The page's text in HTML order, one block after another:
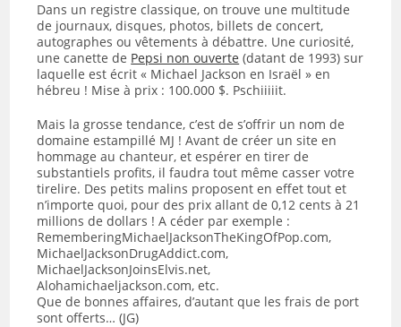
Dans un registre classique, on trouve une multitude
de journaux, disques, photos, billets de concert,
autographes ou vêtements à débattre. Une curiosité,
une canette de Pepsi non ouverte (datant de 1993) sur
laquelle est écrit « Michael Jackson en Israël » en
hébreu ! Mise à prix : 100.000 $. Pschiiiiit.
Mais la grosse tendance, c’est de s’offrir un nom de
domaine estampillé MJ ! Avant de créer un site en
hommage au chanteur, et espérer en tirer de
substantiels profits, il faudra tout même casser votre
tirelire. Des petits malins proposent en effet tout et
n’importe quoi, pour des prix allant de 0,12 cents à 21
millions de dollars ! A céder par exemple :
RememberingMichaelJacksonTheKingOfPop.com,
MichaelJacksonDrugAddict.com,
MichaelJacksonJoinsElvis.net,
Alohamichaeljackson.com, etc.
Que de bonnes affaires, d’autant que les frais de port
sont offerts… (JG)